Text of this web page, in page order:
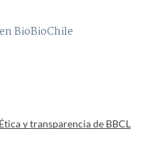
BioBioChile
Ética y transparencia de BBCL